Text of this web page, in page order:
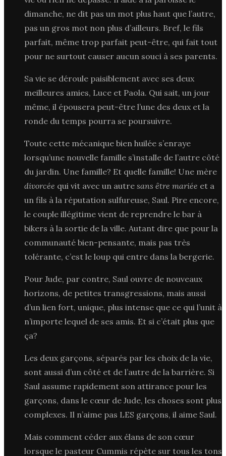
dimanche, ne dit pas un mot plus haut que l’autre,
pas un gros mot non plus d’ailleurs. Bref, le fils
parfait, même trop parfait peut-être, qui fait tout
pour ne surtout causer aucun souci à ses parents.
Sa vie se déroule paisiblement avec ses deux
meilleures amies, Luce et Paola. Qui sait, un jour
même, il épousera peut-être l’une des deux et la
ronde du temps pourra se poursuivre.
Toute cette mécanique bien huilée s’enraye
lorsqu’une nouvelle famille s’installe de l’autre côté
du jardin. Une famille? Et quelle famille! Une mère
divorcée qui vit avec un autre sans être mariée et a
un fils à la réputation sulfureuse, Saul. Pire encore,
le couple illégitime vient de reprendre le bar à
bikers à la sortie de la ville. Autant dire que pour la
communauté bien-pensante, mais pas très
tolérante, c’est le loup qui entre dans la bergerie.
Pour Jude, par contre, Saul ouvre de nouveaux
horizons, de petites transgressions, mais aussi
d’un lien fort, unique, plus intense que ce qui l’unit à
n’importe lequel de ses amis. Et si c’était plus que
ça?
Les deux garçons, séparés par les choix de la vie,
sont aussi d’un côté et de l’autre de la barrière. Si
Saul assume rapidement son attirance pour les
garçons, dans le cœur de Jude, les choses sont plus
complexes. Il n’aime pas LES garçons, il aime Saul.
Mais comment céder aux élans de son cœur
lorsque le pasteur Cummis répète sur tous les tons